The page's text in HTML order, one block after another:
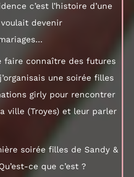
c’est l’histoire d’une
devenir
faire connaître des futures
une soirée filles
girly pour rencontrer
ville (Troyes) et leur parler
soirée filles de Sandy &
ce que c’est ?